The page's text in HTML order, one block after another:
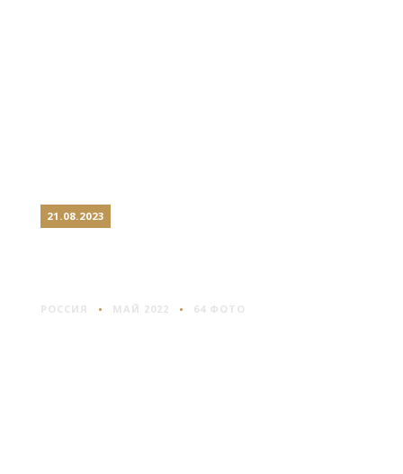
21.08.2023
РОССИЯ МАЙ 2022 64 ФОТО